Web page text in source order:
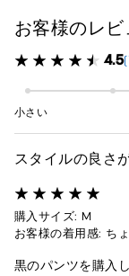
お客様のレビ
4.5
小さい
スタイルの良さ
購入サイズ: M
お客様の着用感: ち
黒のパンツを購入